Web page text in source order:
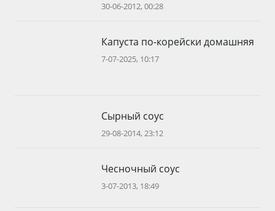
30-06-2012, 00:28
Капуста по-корейски домашняя
7-07-2025, 10:17
Сырный соус
29-08-2014, 23:12
Чесночный соус
3-07-2013, 18:49